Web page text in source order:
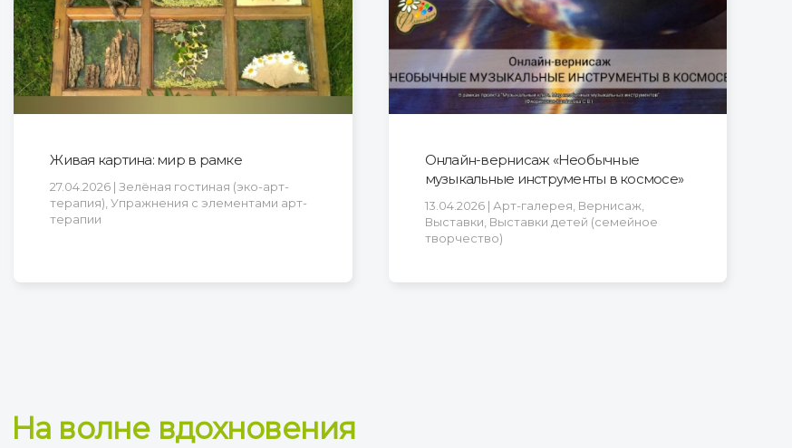
Живая картина: мир в рамке
27.04.2026 | Зелёная гостиная (эко-арт-
терапия), Упражнения с элементами арт-
терапии
Онлайн-вернисаж «Необычные
музыкальные инструменты в космосе»
13.04.2026 | Арт-галерея, Вернисаж,
Выставки, Выставки детей (семейное
творчество)
На волне вдохновения